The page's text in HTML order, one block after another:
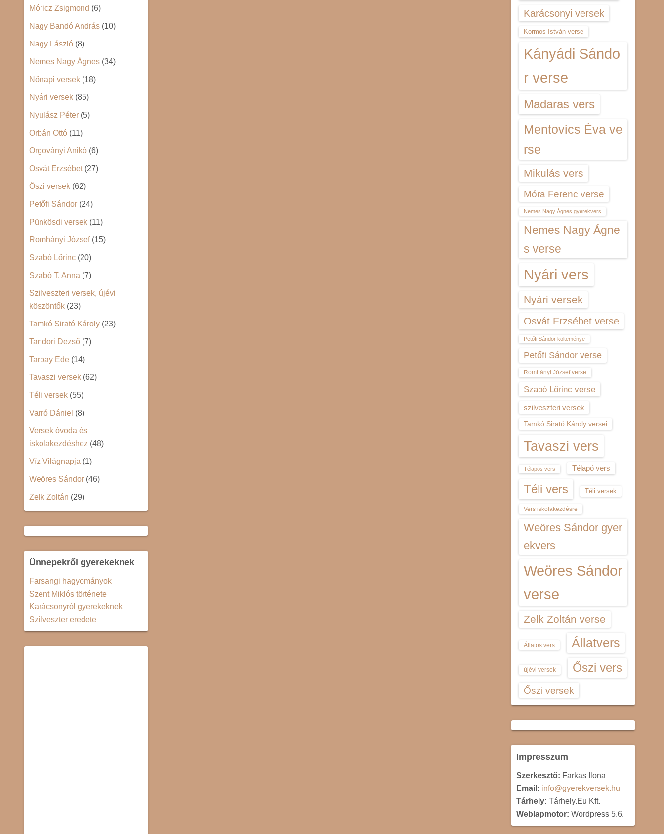
Móricz Zsigmond (6)
Nagy Bandó András (10)
Nagy László (8)
Nemes Nagy Ágnes (34)
Nőnapi versek (18)
Nyári versek (85)
Nyulász Péter (5)
Orbán Ottó (11)
Orgoványi Anikó (6)
Osvát Erzsébet(27)
Őszi versek (62)
Petőfi Sándor (24)
Pünkösdi versek (11)
Romhányi József(15)
Szabó Lőrinc (20)
Szabó T. Anna (7)
Szilveszteri versek, újévi
köszöntők (23)
Tamkó Sirató Károly (23)
Tandori Dezső (7)
Tarbay Ede (14)
Tavaszi versek (62)
Téli versek (55)
Varró Dániel (8)
Versek óvoda és
iskolakezdéshez (48)
Víz Világnapja (1)
Weöres Sándor (46)
Zelk Zoltán (29)
Ünnepekről gyerekeknek
Farsangi hagyományok
Szent Miklós története
Karácsonyról gyerekeknek
Szilveszter eredete
Karácsonyi versek
Kormos István verse
Kányádi Sándo
r verse
Madaras vers
Mentovics Éva ve
rse
Mikulás vers
Móra Ferenc verse
Nemes Nagy Ágnes gyerekvers
Nemes Nagy Ágne
s verse
Nyári vers
Nyári versek
Osvát Erzsébet verse
Petőfi Sándor költeménye
Petőfi Sándor verse
Romhányi József verse
Szabó Lőrinc verse
szilveszteri versek
Tamkó Sirató Károly versei
Tavaszi vers
Télapós vers Télapó vers
Téli vers Téli versek
Vers iskolakezdésre
Weöres Sándor gyer
ekvers
Weöres Sándor
verse
Zelk Zoltán verse
Állatos vers Állatvers
újévi versek Őszi vers
Őszi versek
Impresszum
Szerkesztő: Farkas Ilona
Email: info@gyerekversek.hu
Tárhely: Tárhely.Eu Kft.
Weblapmotor: Wordpress 5.6.